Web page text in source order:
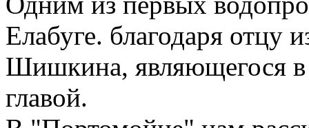
Елабуге. благодаря отцу
Шишкина, являющегося в
главой.